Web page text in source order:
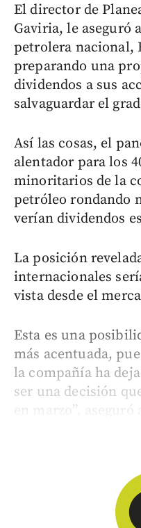
El director de
Gaviria, le aseguró
petrolera nacional,
preparando una
dividendos a sus
salvaguardar el
Así las cosas, el
alentador para los
minoritarios de la
petróleo rondando
verían dividendos
La posición
internacionales
vista desde el
Esta es una
más acentuada,
la compañía ha
ser una decisión
en marzo”,